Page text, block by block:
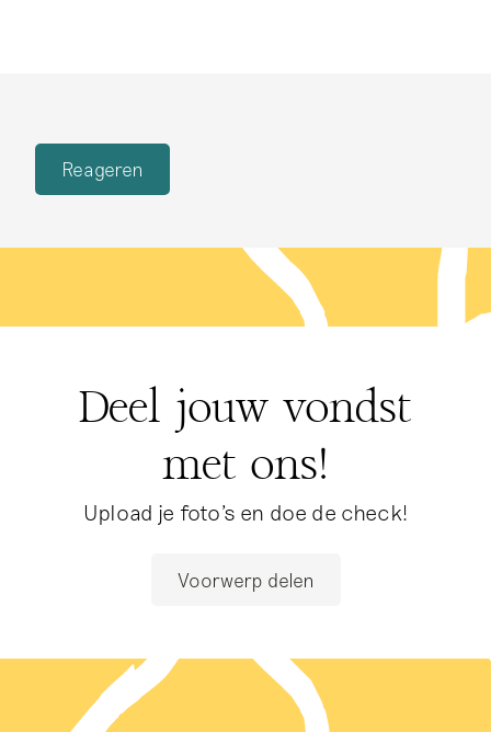
Reageren
Deel jouw vondst
met ons!
Upload je foto's en doe de check!
Voorwerp delen